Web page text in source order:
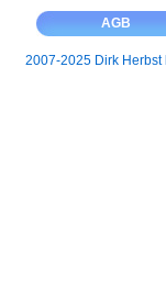
AGB
2007-2025 Dirk Herbst